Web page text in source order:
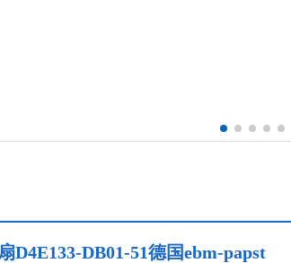
D4E133-DB01-51德国ebm-papst